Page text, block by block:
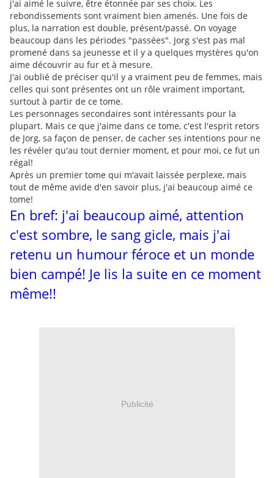
j'ai aimé le suivre, être étonnée par ses choix. Les
rebondissements sont vraiment bien amenés. Une fois de
plus, la narration est double, présent/passé. On voyage
beaucoup dans les périodes "passées". Jorg s'est pas mal
promené dans sa jeunesse et il y a quelques mystères qu'on
aime découvrir au fur et à mesure.
J'ai oublié de préciser qu'il y a vraiment peu de femmes, mais
celles qui sont présentes ont un rôle vraiment important,
surtout à partir de ce tome.
Les personnages secondaires sont intéressants pour la
plupart. Mais ce que j'aime dans ce tome, c'est l'esprit retors
de Jorg, sa façon de penser, de cacher ses intentions pour ne
les révéler qu'au tout dernier moment, et pour moi, ce fut un
régal!
Après un premier tome qui m'avait laissée perplexe, mais
tout de même avide d'en savoir plus, j'ai beaucoup aimé ce
tome!
En bref: j'ai beaucoup aimé, attention
c'est sombre, le sang gicle, mais j'ai
retenu un humour féroce et un monde
bien campé! Je lis la suite en ce moment
même!!
Publicité